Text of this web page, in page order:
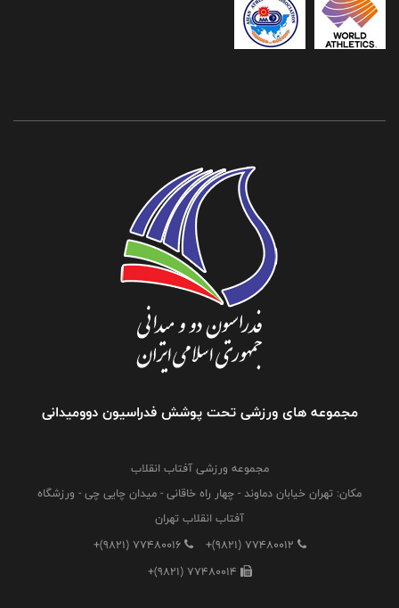
مجموعه های ورزشی تحت پوشش فدراسیون دوومیدانی
مجموعه ورزشی آفتاب انقلاب
مکان: تهران خیابان دماوند - چهار راه خاقانی - میدان چایی چی - ورزشگاه
آفتاب انقلاب تهران
+(9821) 77480012
+(9821) 77480016
+(9821) 77480014